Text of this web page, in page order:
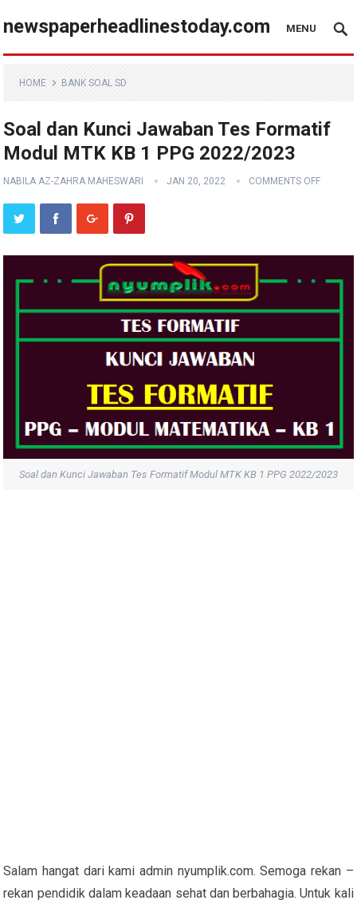
newspaperheadlinestoday.com MENU
HOME BANK SOAL SD
Soal dan Kunci Jawaban Tes Formatif
Modul MTK KB 1 PPG 2022/2023
NABILA AZ-ZAHRA MAHESWARI JAN 20, 2022 COMMENTS OFF
Soal dan Kunci Jawaban Tes Formatif Modul MTK KB 1 PPG 2022/2023
Salam hangat dari kami admin nyumplik.com. Semoga rekan –
rekan pendidik dalam keadaan sehat dan berbahagia. Untuk kali